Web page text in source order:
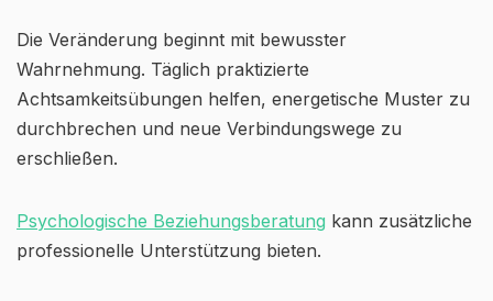
Die Veränderung beginnt mit bewusster
Wahrnehmung. Täglich praktizierte
Achtsamkeitsübungen helfen, energetische Muster zu
durchbrechen und neue Verbindungswege zu
erschließen.
Psychologische Beziehungsberatung kann zusätzliche
professionelle Unterstützung bieten.